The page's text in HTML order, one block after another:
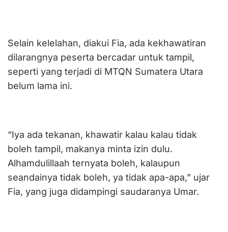
Selain kelelahan, diakui Fia, ada kekhawatiran
dilarangnya peserta bercadar untuk tampil,
seperti yang terjadi di MTQN Sumatera Utara
belum lama ini.
“Iya ada tekanan, khawatir kalau kalau tidak
boleh tampil, makanya minta izin dulu.
Alhamdulillaah ternyata boleh, kalaupun
seandainya tidak boleh, ya tidak apa-apa,” ujar
Fia, yang juga didampingi saudaranya Umar.